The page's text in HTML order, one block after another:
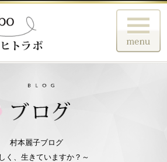
村本麗子ブログ
く、生きていますか？～